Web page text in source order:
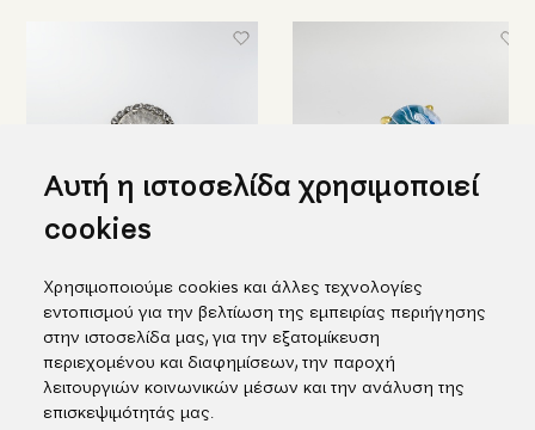
Αυτή η ιστοσελίδα χρησιμοποιεί
cookies
Χρησιμοποιούμε cookies και άλλες τεχνολογίες
εντοπισμού για την βελτίωση της εμπειρίας περιήγησης
στην ιστοσελίδα μας, για την εξατομίκευση
περιεχομένου και διαφημίσεων, την παροχή
λειτουργιών κοινωνικών μέσων και την ανάλυση της
επισκεψιμότητάς μας.
Στρογγυλό ασημένιο δαχτυλίδι
με εγχάρακτο χαλαζία & topaz
Δαχτυλίδι με εσώγλυφη
χάραξη σε ασήμι και χρυσό
1.188,00€